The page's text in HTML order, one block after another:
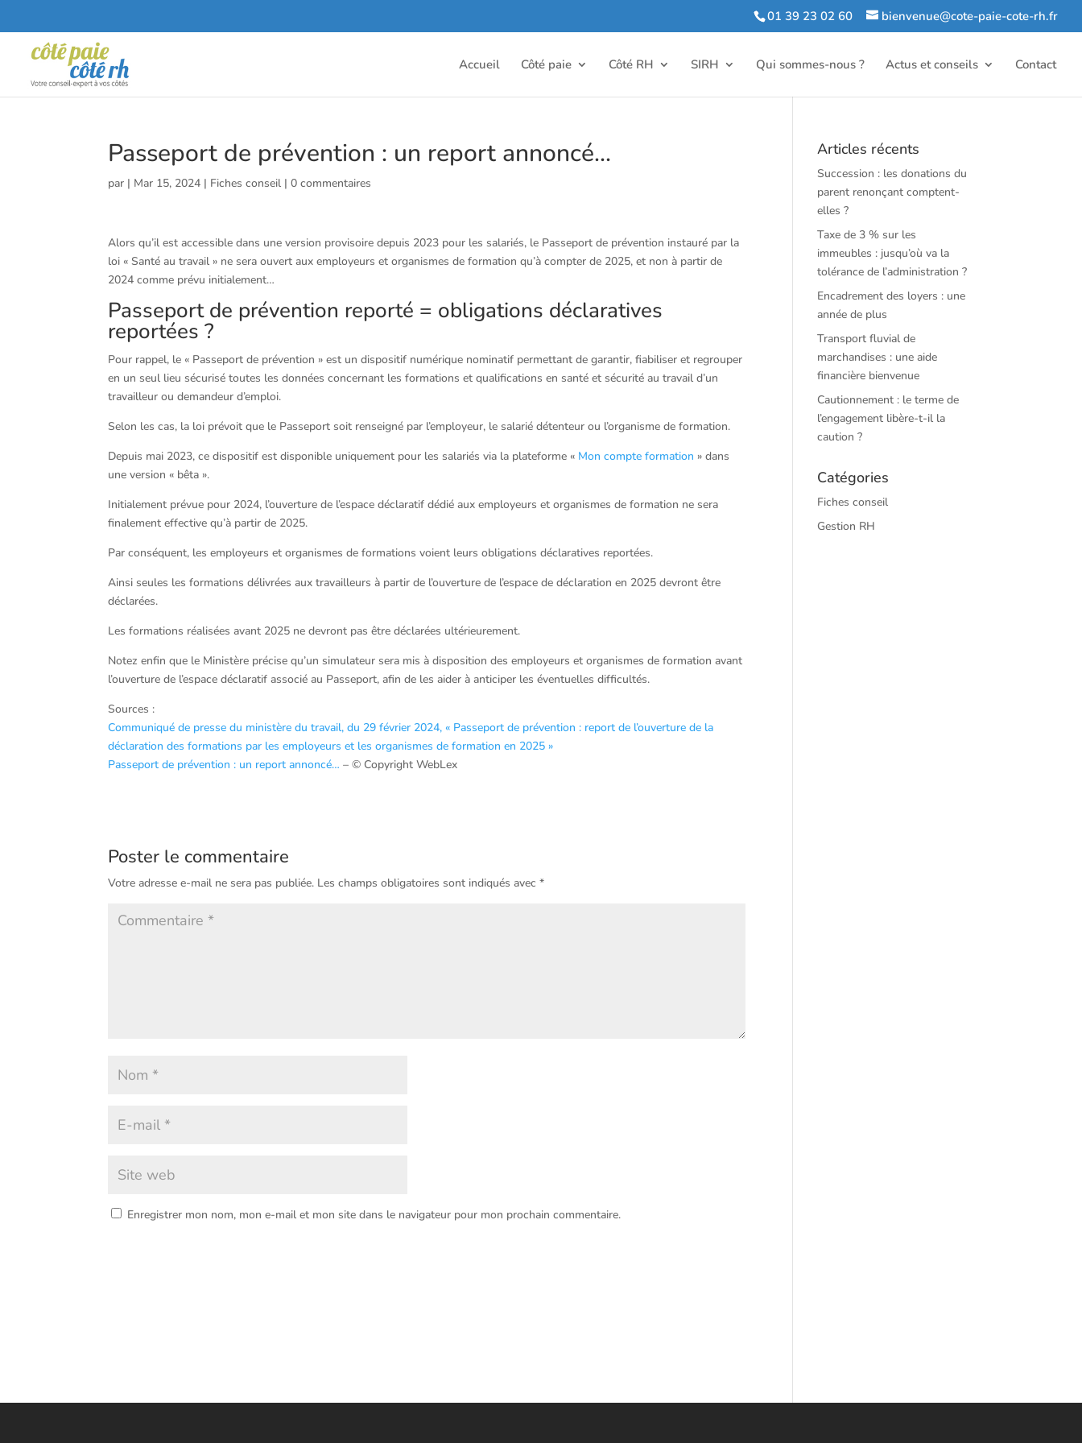
01 39 23 02 60 bienvenue@cote-paie-cote-rh.fr
Accueil Côté paie Côté RH SIRH Qui sommes-nous ? Actus et conseils Contact
Passeport de prévention : un report annoncé…
par | Mar 15, 2024 | Fiches conseil |0 commentaires
Alors qu’il est accessible dans une version provisoire depuis 2023 pour les salariés, le Passeport de prévention instauré par la
loi « Santé au travail » ne sera ouvert aux employeurs et organismes de formation qu’à compter de 2025, et non à partir de
2024 comme prévu initialement…
Passeport de prévention reporté = obligations déclaratives
reportées ?
Pour rappel, le « Passeport de prévention » est un dispositif numérique nominatif permettant de garantir, fiabiliser et regrouper
en un seul lieu sécurisé toutes les données concernant les formations et qualifications en santé et sécurité au travail d’un
travailleur ou demandeur d’emploi.
Selon les cas, la loi prévoit que le Passeport soit renseigné par l’employeur, le salarié détenteur ou l’organisme de formation.
Depuis mai 2023, ce dispositif est disponible uniquement pour les salariés via la plateforme « Mon compte formation » dans
une version « bêta ».
Initialement prévue pour 2024, l’ouverture de l’espace déclaratif dédié aux employeurs et organismes de formation ne sera
finalement effective qu’à partir de 2025.
Par conséquent, les employeurs et organismes de formations voient leurs obligations déclaratives reportées.
Ainsi seules les formations délivrées aux travailleurs à partir de l’ouverture de l’espace de déclaration en 2025 devront être
déclarées.
Les formations réalisées avant 2025 ne devront pas être déclarées ultérieurement.
Notez enfin que le Ministère précise qu’un simulateur sera mis à disposition des employeurs et organismes de formation avant
l’ouverture de l’espace déclaratif associé au Passeport, afin de les aider à anticiper les éventuelles difficultés.
Sources :
Communiqué de presse du ministère du travail, du 29 février 2024, « Passeport de prévention : report de l’ouverture de la
déclaration des formations par les employeurs et les organismes de formation en 2025 »
Passeport de prévention : un report annoncé… – © Copyright WebLex
Poster le commentaire
Votre adresse e-mail ne sera pas publiée. Les champs obligatoires sont indiqués avec*
Enregistrer mon nom, mon e-mail et mon site dans le navigateur pour mon prochain commentaire.
Articles récents
Succession : les donations du
parent renonçant comptent-
elles ?
Taxe de 3 % sur les
immeubles : jusqu’où va la
tolérance de l’administration ?
Encadrement des loyers : une
année de plus
Transport fluvial de
marchandises : une aide
financière bienvenue
Cautionnement : le terme de
l’engagement libère-t-il la
caution ?
Catégories
Fiches conseil
Gestion RH